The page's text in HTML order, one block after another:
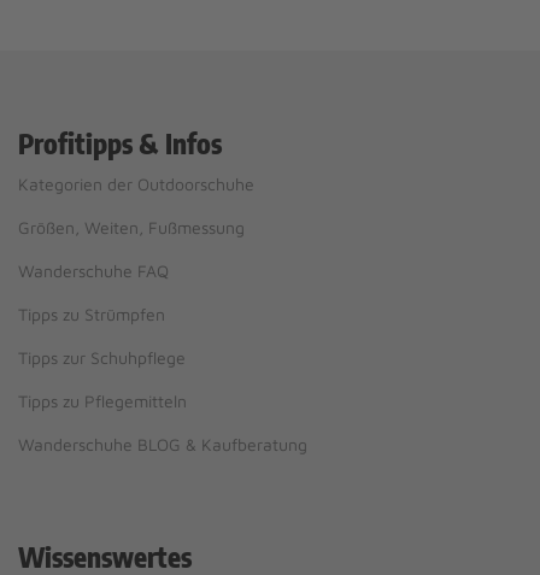
Profitipps & Infos
Kategorien der Outdoorschuhe
Größen, Weiten, Fußmessung
Wanderschuhe FAQ
Tipps zu Strümpfen
Tipps zur Schuhpflege
Tipps zu Pflegemitteln
Wanderschuhe BLOG & Kaufberatung
Wissenswertes